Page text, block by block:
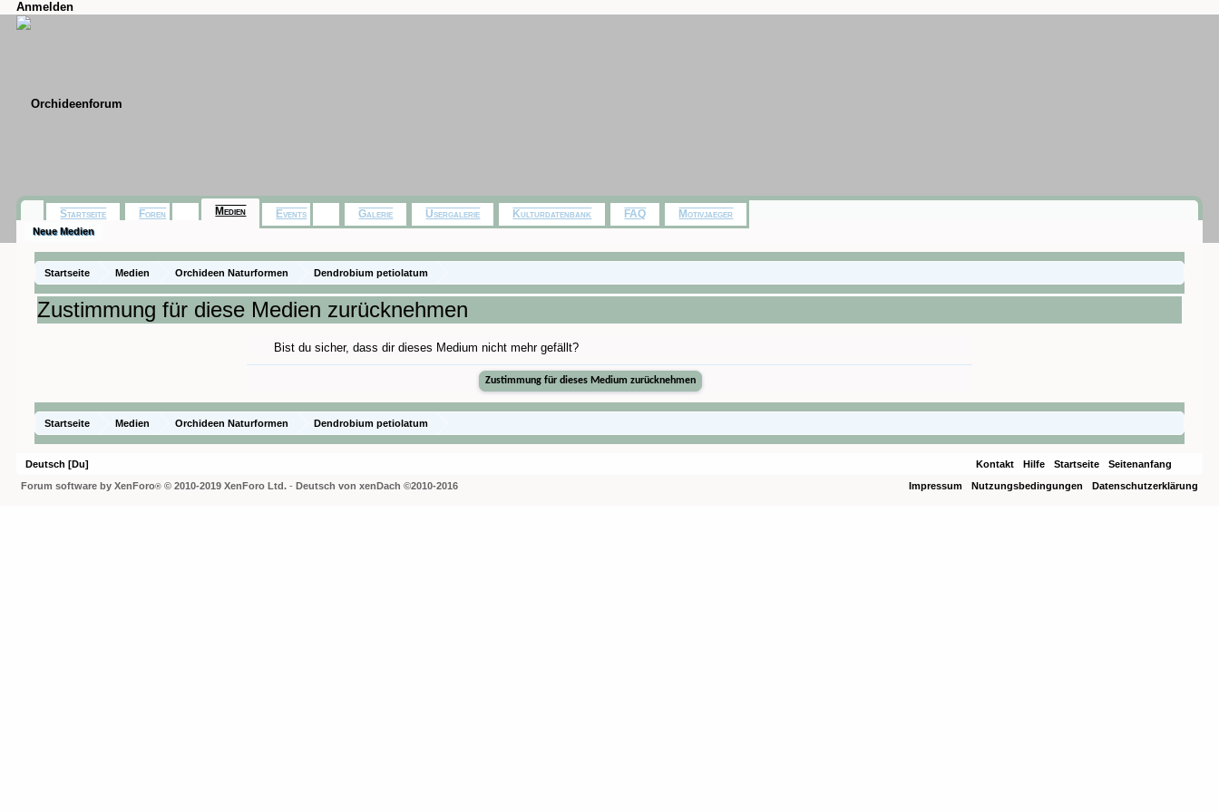
Anmelden
Startseite Medien Orchideen Naturformen Dendrobium petiolatum
Zustimmung für diese Medien zurücknehmen
Bist du sicher, dass dir dieses Medium nicht mehr gefällt?
Startseite Medien Orchideen Naturformen Dendrobium petiolatum
Startseite Foren Medien
Neue Medien
Events Galerie Usergalerie Kulturdatenbank FAQ Motivjaeger
Deutsch [Du] Kontakt Hilfe Startseite
Seitenanfang
Impressum
Nutzungsbedingungen Datenschutzerklärung
Forum software by XenForo® © 2010-2019 XenForo Ltd. -Deutsch von xenDach©2010-2016